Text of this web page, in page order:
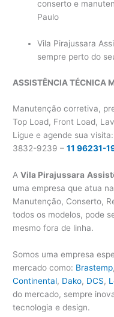
conserto e
Paulo
Vila Pirajussara
sempre perto do
ASSISTÊNCIA TÉCNICA
Manutenção corretiva,
Top Load, Front Load,
Ligue e agende sua
3832-9239 –11 96231-
AVila Pirajussara
uma empresa que atua
Manutenção, Conserto,
todos os modelos, pode
mesmo fora de linha.
Somos uma empresa
mercado como: Brastemp
Continental, Dako, DCS,
do mercado, sempre
tecnologia e design.